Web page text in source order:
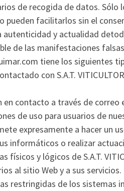
de recogida de datos. Sólo
pueden facilitarlos sin el
y actualidad
de las manifestaciones
tiene los siguientes
con S.A.T.
en contacto a través de correo
de uso para usuarios de
expresamente a hacer un
informáticos o realizar
físicos y lógicos de S.A.T.
al sitio Web y a sus servicios.
restringidas de los sistemas